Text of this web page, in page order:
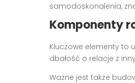
samodoskonalenia,
Komponenty
Kluczowe elementy to
dbałość o relacje z
Ważne jest także